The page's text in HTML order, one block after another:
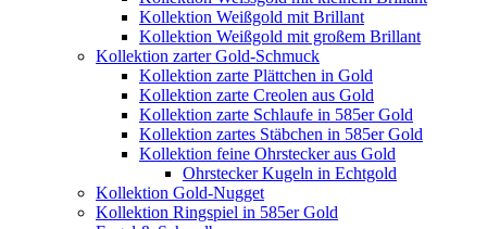
Kollektion Weißgold mit Brillant
Kollektion Weißgold mit großem Brillant
Kollektion zarter Gold-Schmuck
Kollektion zarte Plättchen in Gold
Kollektion zarte Creolen aus Gold
Kollektion zarte Schlaufe in 585er Gold
Kollektion zartes Stäbchen in 585er Gold
Kollektion feine Ohrstecker aus Gold
Ohrstecker Kugeln in Echtgold
Kollektion Gold-Nugget
Kollektion Ringspiel in 585er Gold